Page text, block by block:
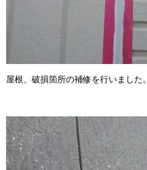
屋根、破損箇所の補修を行いました。